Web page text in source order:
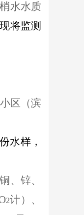
水水质
将监测
区（滨
水样，
、锌、
2计） 、